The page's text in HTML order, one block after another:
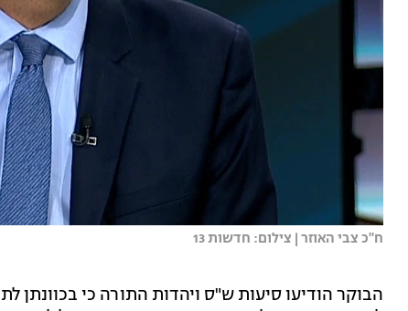
ח''כ צבי האוזר | צילום: חדשות 13
הבוקר הודיעו סיעות ש"ס ויהדות התורה כי